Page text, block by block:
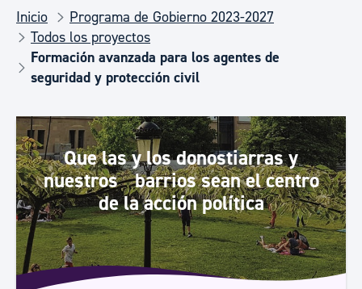
Inicio
Programa de Gobierno 2023-2027
Todos los proyectos
Formación avanzada para los agentes de
seguridad y protección civil
Que las y los donostiarras y
nuestros barrios sean el centro
de la acción política